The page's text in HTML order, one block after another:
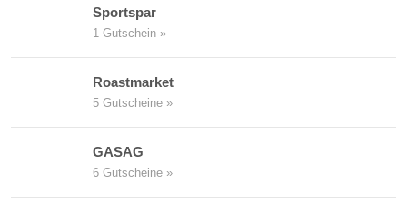
Sportspar
1 Gutschein »
Roastmarket
5 Gutscheine »
GASAG
6 Gutscheine »